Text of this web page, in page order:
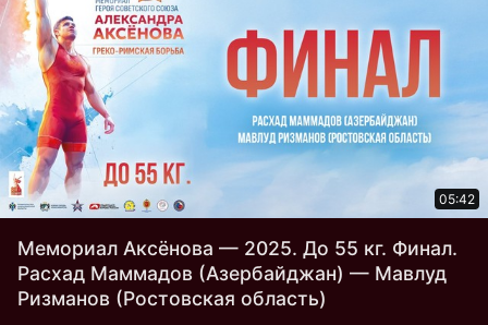
05:42
Мемориал Аксёнова — 2025. До 55 кг. Финал.
Расхад Маммадов (Азербайджан) — Мавлуд
Ризманов (Ростовская область)